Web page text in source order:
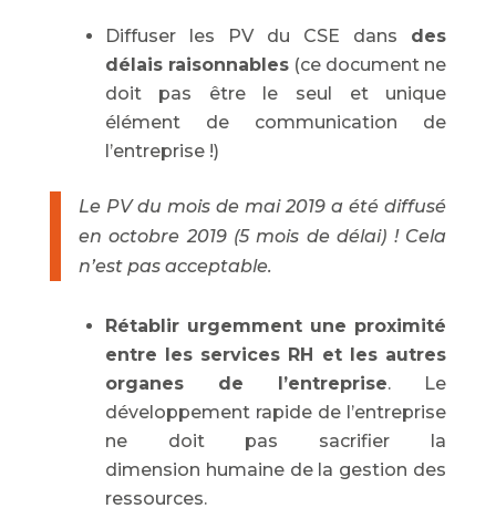
Diffuser les PV du CSE dans des
délais raisonnables(ce document ne
doit pas être le seul et unique
élément de communication de
l’entreprise !)
Le PV du mois de mai 2019 a été diffusé
en octobre 2019 (5 mois de délai) ! Cela
n’est pas acceptable.
Rétablir urgemment une proximité
entre les services RH et les autres
organes de l’entreprise. Le
développement rapide de l’entreprise
ne doit pas sacrifier la
dimension humaine de la gestion des
ressources.